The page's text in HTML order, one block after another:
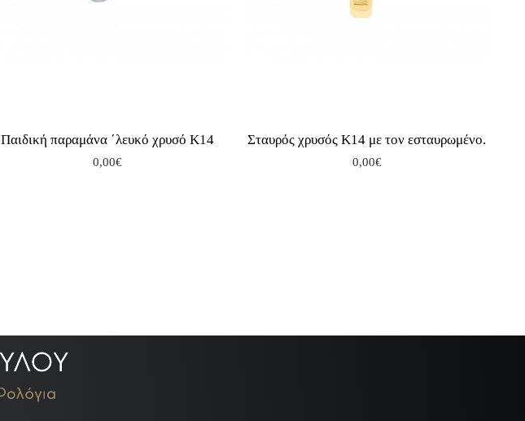
Παιδική παραμάνα ΄λευκό χρυσό Κ14
0,00€
Σταυρός χρυσός Κ14 με τον εσταυρωμένο.
0,00€